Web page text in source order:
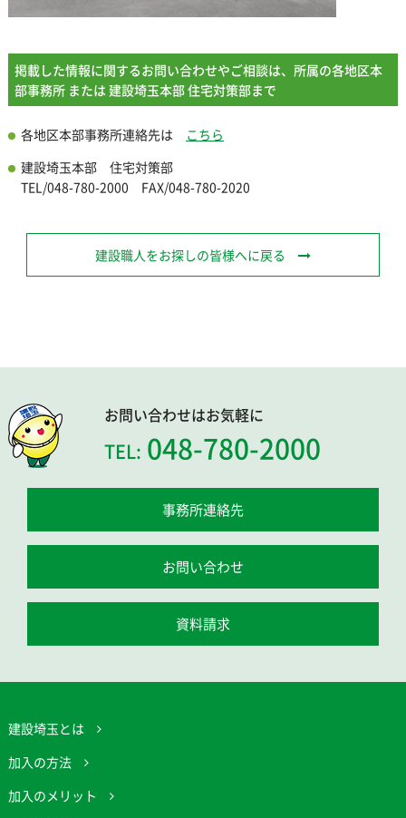
掲載した情報に関するお問い合わせやご相談は、所属の各地区本
部事務所 または 建設埼玉本部 住宅対策部まで
各地区本部事務所連絡先は
こちら
建設埼玉本部 住宅対策部
TEL/048-780-2000 FAX/048-780-2020
建設職人をお探しの皆様へに戻る
お問い合わせはお気軽に
TEL: 048-780-2000
事務所連絡先
お問い合わせ
資料請求
建設埼玉とは
加入の方法
加入のメリット